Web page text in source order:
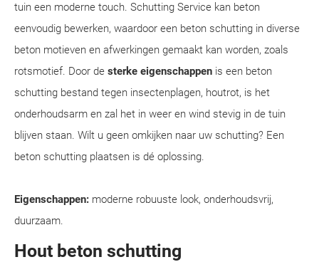
tuin een moderne touch. Schutting Service kan beton
eenvoudig bewerken, waardoor een beton schutting in diverse
beton motieven en afwerkingen gemaakt kan worden, zoals
rotsmotief. Door de sterke eigenschappen is een beton
schutting bestand tegen insectenplagen, houtrot, is het
onderhoudsarm en zal het in weer en wind stevig in de tuin
blijven staan. Wilt u geen omkijken naar uw schutting? Een
beton schutting plaatsen is dé oplossing.
Eigenschappen: moderne robuuste look, onderhoudsvrij,
duurzaam.
Hout beton schutting